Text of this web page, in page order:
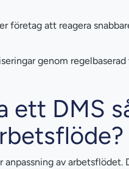
företag att reagera
genom
ett DMS
av